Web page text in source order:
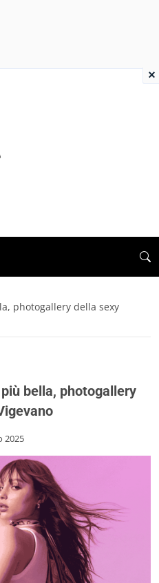
photogallery della sexy
bella, photogallery
2025
×